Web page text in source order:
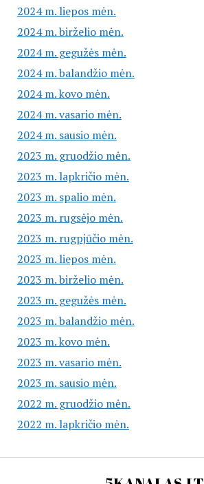
2024 m. liepos mėn.
2024 m. birželio mėn.
2024 m. gegužės mėn.
2024 m. balandžio mėn.
2024 m. kovo mėn.
2024 m. vasario mėn.
2024 m. sausio mėn.
2023 m. gruodžio mėn.
2023 m. lapkričio mėn.
2023 m. spalio mėn.
2023 m. rugsėjo mėn.
2023 m. rugpjūčio mėn.
2023 m. liepos mėn.
2023 m. birželio mėn.
2023 m. gegužės mėn.
2023 m. balandžio mėn.
2023 m. kovo mėn.
2023 m. vasario mėn.
2023 m. sausio mėn.
2022 m. gruodžio mėn.
2022 m. lapkričio mėn.